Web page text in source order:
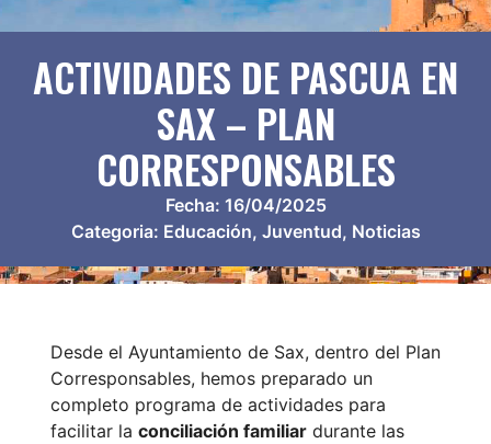
ACTIVIDADES DE PASCUA EN
SAX – PLAN
CORRESPONSABLES
Fecha: 16/04/2025
Categoria: Educación, Juventud, Noticias
Desde el Ayuntamiento de Sax, dentro del Plan
Corresponsables, hemos preparado un
completo programa de actividades para
facilitar la conciliación familiar durante las